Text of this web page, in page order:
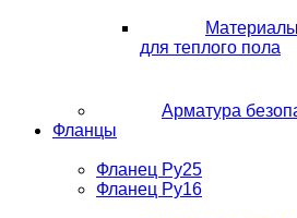
для теплого пола
Арматура
Фланцы
Фланец Ру25
Фланец Ру16